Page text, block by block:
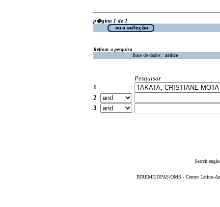
p�gina 1 de 1
Refinar a pesquisa
Base de dados : article
Pesquisar
1
2
3
Search
BIREME/OPAS/OMS - Centro Latino-